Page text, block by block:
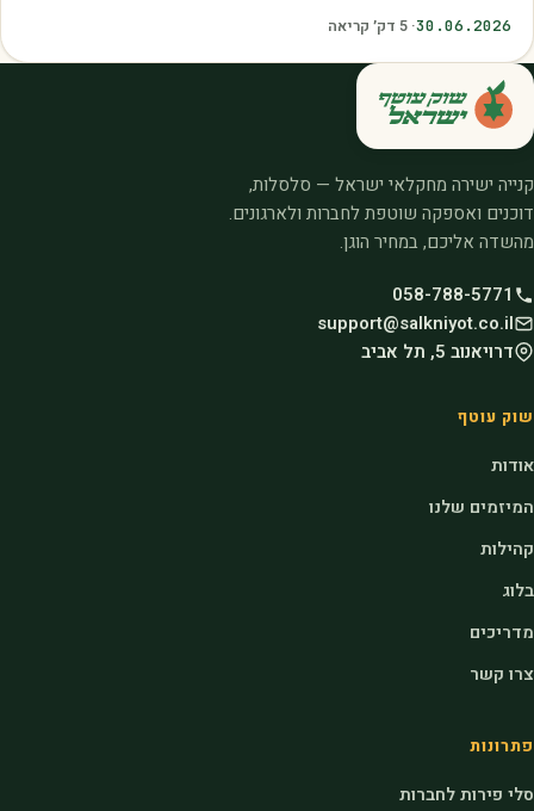
30.06.2026
·
5 דק׳ קריאה
קנייה ישירה מחקלאי ישראל — סלסלות,
דוכנים ואספקה שוטפת לחברות ולארגונים.
מהשדה אליכם, במחיר הוגן.
058-788-5771
support@salkniyot.co.il
דרויאנוב 5, תל אביב
שוק עוטף
אודות
המיזמים שלנו
קהילות
בלוג
מדריכים
צרו קשר
פתרונות
סלי פירות לחברות